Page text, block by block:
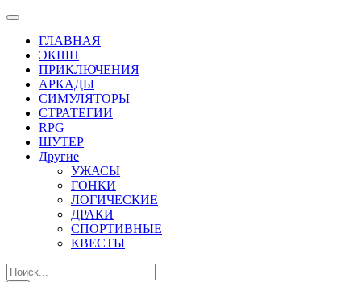
ГЛАВНАЯ
ЭКШН
ПРИКЛЮЧЕНИЯ
АРКАДЫ
СИМУЛЯТОРЫ
СТРАТЕГИИ
RPG
ШУТЕР
Другие
УЖАСЫ
ГОНКИ
ЛОГИЧЕСКИЕ
ДРАКИ
СПОРТИВНЫЕ
КВЕСТЫ